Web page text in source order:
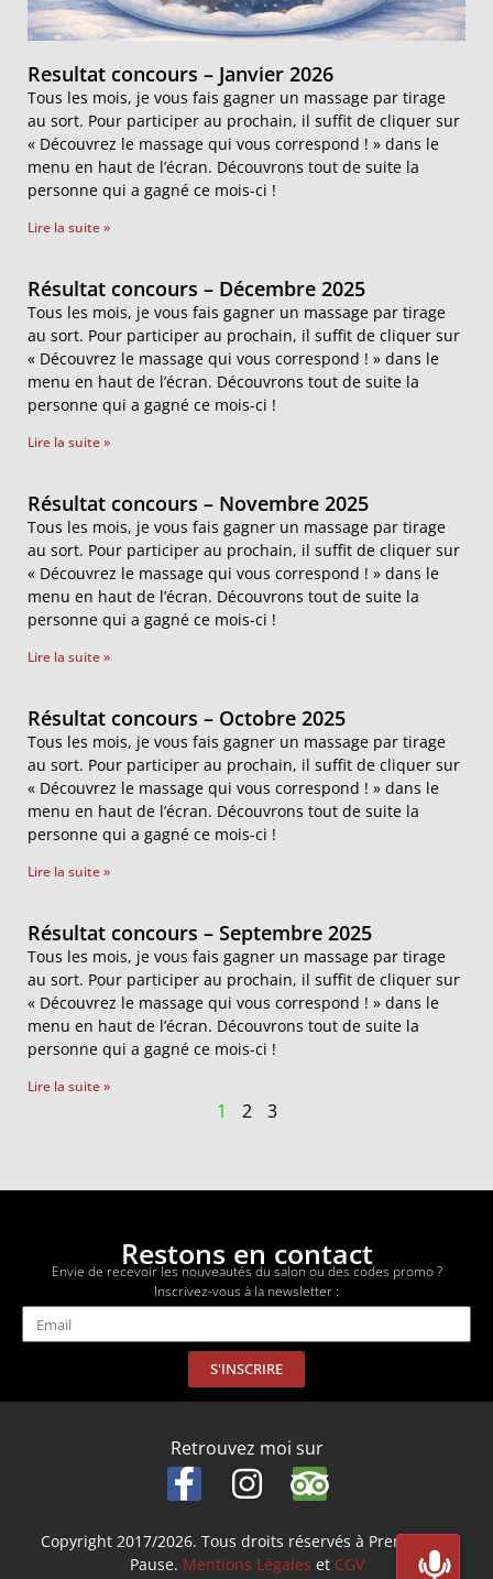
Resultat concours – Janvier 2026
Tous les mois, je vous fais gagner un massage par tirage
au sort. Pour participer au prochain, il suffit de cliquer sur
« Découvrez le massage qui vous correspond ! » dans le
menu en haut de l’écran. Découvrons tout de suite la
personne qui a gagné ce mois-ci !
Lire la suite »
Résultat concours – Décembre 2025
Tous les mois, je vous fais gagner un massage par tirage
au sort. Pour participer au prochain, il suffit de cliquer sur
« Découvrez le massage qui vous correspond ! » dans le
menu en haut de l’écran. Découvrons tout de suite la
personne qui a gagné ce mois-ci !
Lire la suite »
Résultat concours – Novembre 2025
Tous les mois, je vous fais gagner un massage par tirage
au sort. Pour participer au prochain, il suffit de cliquer sur
« Découvrez le massage qui vous correspond ! » dans le
menu en haut de l’écran. Découvrons tout de suite la
personne qui a gagné ce mois-ci !
Lire la suite »
Résultat concours – Octobre 2025
Tous les mois, je vous fais gagner un massage par tirage
au sort. Pour participer au prochain, il suffit de cliquer sur
« Découvrez le massage qui vous correspond ! » dans le
menu en haut de l’écran. Découvrons tout de suite la
personne qui a gagné ce mois-ci !
Lire la suite »
Résultat concours – Septembre 2025
Tous les mois, je vous fais gagner un massage par tirage
au sort. Pour participer au prochain, il suffit de cliquer sur
« Découvrez le massage qui vous correspond ! » dans le
menu en haut de l’écran. Découvrons tout de suite la
personne qui a gagné ce mois-ci !
Lire la suite »
1 2 3
Restons en contact
Envie de recevoir les nouveautés du salon ou des codes promo ?
Inscrivez-vous à la newsletter :
S'INSCRIRE
Retrouvez moi sur
Copyright 2017/2026. Tous droits réservés à Prenez Une
Pause. Mentions Légales et CGV